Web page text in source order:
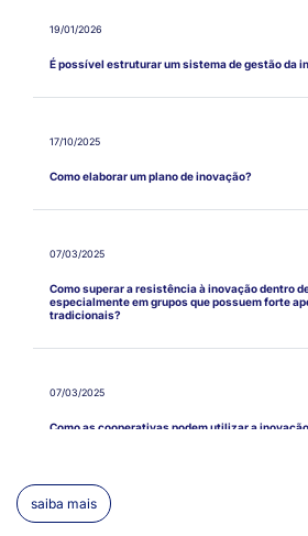
19/01/2026
É possível estruturar um sistema de gestão da
17/10/2025
Como elaborar um plano de inovação?
07/03/2025
Como superar a resistência à inovação dentro
especialmente em grupos que possuem forte
tradicionais?
07/03/2025
Como as cooperativas podem utilizar a
saiba mais